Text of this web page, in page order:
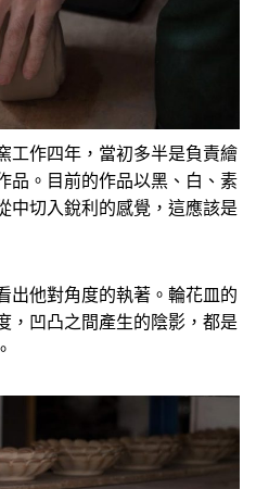
工作四年，當初多半是負責繪
品。目前的作品以黑、白、素
中切入銳利的感覺，這應該是
出他對角度的執著。輪花皿的
，凹凸之間產生的陰影，都是